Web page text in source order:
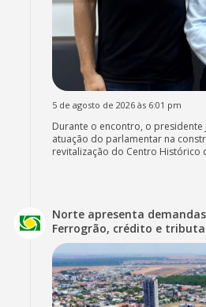
5 de agosto de 2026 às 6:01 pm
Durante o encontro, o presidente
atuação do parlamentar na
revitalização do Centro Histórico
Norte apresenta
Ferrogrão, crédito e